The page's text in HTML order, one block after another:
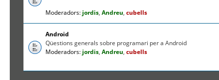
Moderadors: jordis,Andreu,cubells
Android
Qüestions generals sobre programari per a Android
Moderadors: jordis,Andreu,cubells